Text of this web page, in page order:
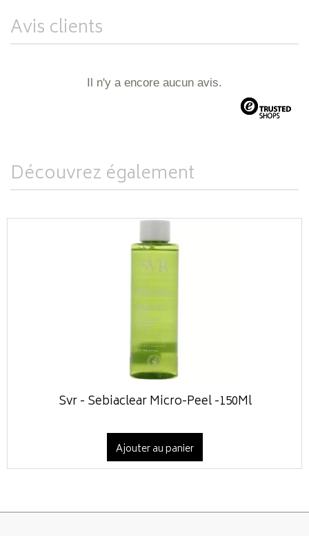
Avis clients
Il n'y a encore aucun avis.
Découvrez également
Svr - Sebiaclear Micro-Peel -150Ml
Ajouter au panier